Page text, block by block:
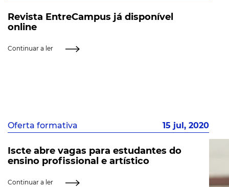
Revista EntreCampus já disponível
online
Continuar a ler
Oferta formativa 15 jul, 2020
Iscte abre vagas para estudantes do
ensino profissional e artístico
Continuar a ler